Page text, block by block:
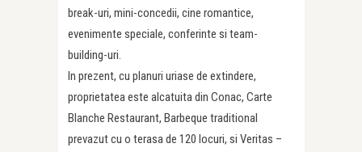
break-uri, mini-concedii, cine romantice,
evenimente speciale, conferinte si team-
building-uri.
In prezent, cu planuri uriase de extindere,
proprietatea este alcatuita din Conac, Carte
Blanche Restaurant, Barbeque traditional
prevazut cu o terasa de 120 locuri, si Veritas –